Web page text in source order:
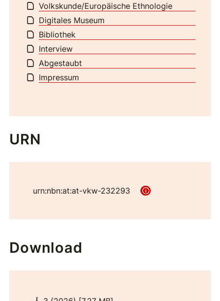
Volkskunde/Europäische Ethnologie
Digitales Museum
Bibliothek
Interview
Abgestaubt
Impressum
URN
urn:nbn:at:at-vkw-232293
Download